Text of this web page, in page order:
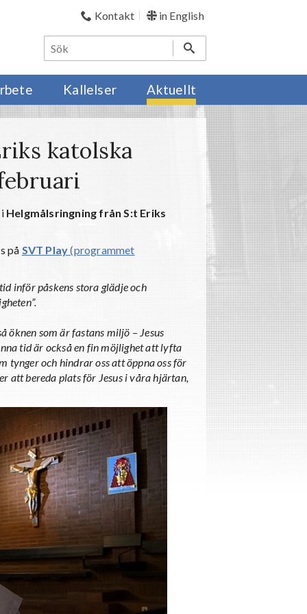
Kontakt in English
Kallelser Aktuellt
katolska
Helgmålsringning från S:t Eriks
på SVT Play(programmet
inför påskens stora glädje och
öknen som är fastans miljö – Jesus
tid är också en fin möjlighet att lyfta
tynger och hindrar oss att öppna oss för
att bereda plats för Jesus i våra hjärtan,